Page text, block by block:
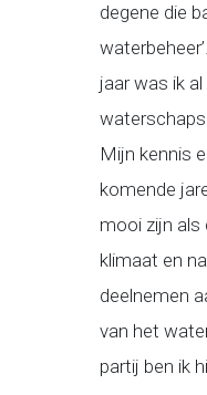
degene die
jaar was ik
Mijn kennis
komende
mooi zijn als
klimaat en
deelnemen
van het
partij ben ik